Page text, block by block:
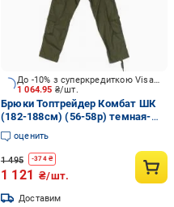
1 064.95 ₴/шт.
До -10% з суперкредиткою Visa Вигода
Брюки Топтрейдер Комбат ШК
(182-188см) (56-58р) темная-
олива р.XL
оценить
1 495 -374₴
1 121 ₴/шт.
Доставим